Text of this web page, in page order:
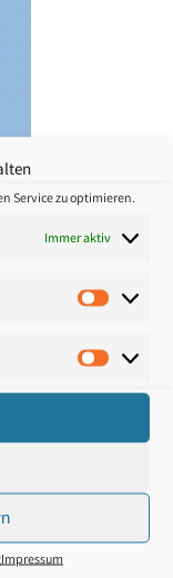
Service zu optimieren.
Immer aktiv
Impressum
Check. Zudem
Ersatzteile
zu